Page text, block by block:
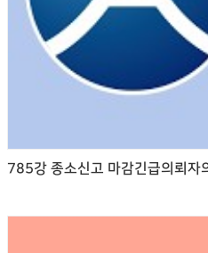
785강 종소신고 마감긴급의뢰자